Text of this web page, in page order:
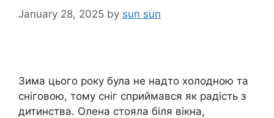
January 28, 2025 by sun sun
Зима цього року була не надто холодною та
сніговою, тому сніг сприймався як радість з
дитинства. Олена стояла біля вікна,